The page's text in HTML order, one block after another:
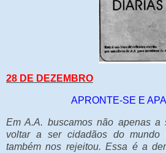
28 DE DEZEMBRO
APRONTE-SE E
Em A.A. buscamos não apenas a
voltar a ser cidadãos do mundo
também nos rejeitou. Essa é a